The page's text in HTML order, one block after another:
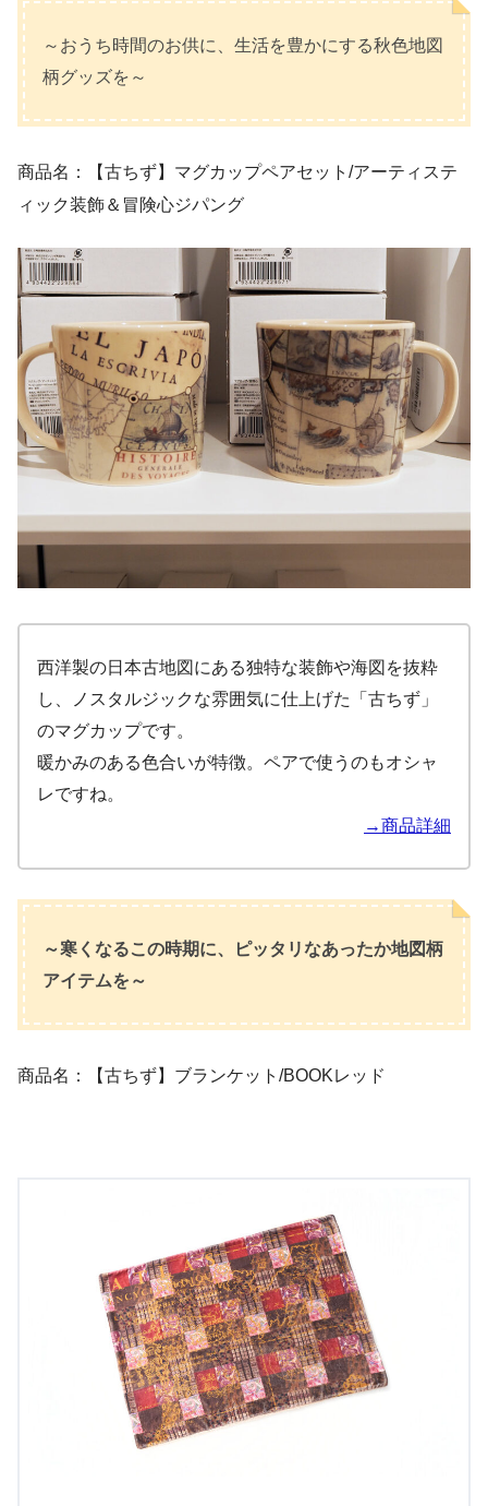
～おうち時間のお供に、生活を豊かにする秋色地図
柄グッズを～
商品名：【古ちず】マグカップペアセット/アーティステ
ィック装飾＆冒険心ジパング
西洋製の日本古地図にある独特な装飾や海図を抜粋
し、ノスタルジックな雰囲気に仕上げた「古ちず」
のマグカップです。
暖かみのある色合いが特徴。ペアで使うのもオシャ
レですね。
→商品詳細
～寒くなるこの時期に、ピッタリなあったか地図柄
アイテムを～
商品名：【古ちず】ブランケット/BOOKレッド